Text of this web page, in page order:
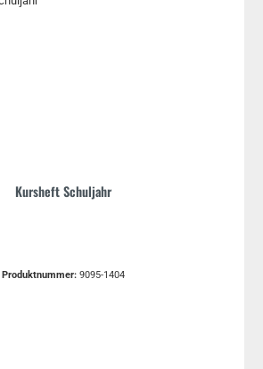
Kursheft Schuljahr
Produktnummer: 9095-1404